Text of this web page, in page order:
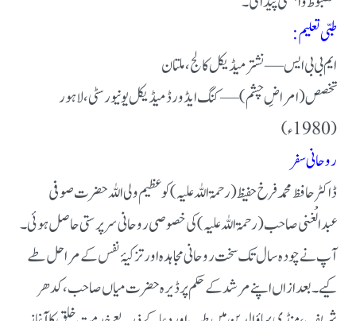
طبی تعلیم:
ایم بی بی ایس — نشتر میڈیکل کالج، ملتان
تخصص (امراضِ چشم) — کنگ ایڈورڈ میڈیکل یونیورسٹی، لاہور
(1980ء)
روحانی سفر
ڈاکٹر حافظ محمد فرخ حفیظ (رحمۃ اللہ علیہ) کو عظیم ولی اللہ حضرت صوفی
عبدالْغنی صاحب (رحمۃ اللہ علیہ) کی خصوصی روحانی سرپرستی حاصل ہوئی۔
آپ نے چودہ سال تک سخت روحانی مجاہدہ اور تزکیۂ نفس کے مراحل طے
کیے۔ بعد ازاں اپنے مرشد کے حکم پر ڈیرہ حضرت میاں صاحب، کدھر